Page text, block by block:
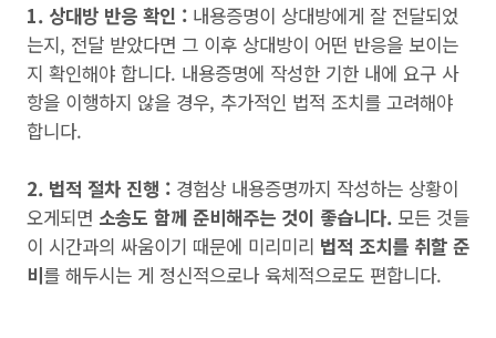
1. 상대방 반응 확인 : 내용증명이 상대방에게 잘 전달되었
는지, 전달 받았다면 그 이후 상대방이 어떤 반응을 보이는
지 확인해야 합니다. 내용증명에 작성한 기한 내에 요구 사
항을 이행하지 않을 경우, 추가적인 법적 조치를 고려해야
합니다.
2. 법적 절차 진행 : 경험상 내용증명까지 작성하는 상황이
오게되면 소송도 함께 준비해주는 것이 좋습니다. 모든 것들
이 시간과의 싸움이기 때문에 미리미리 법적 조치를 취할 준
비를 해두시는 게 정신적으로나 육체적으로도 편합니다.